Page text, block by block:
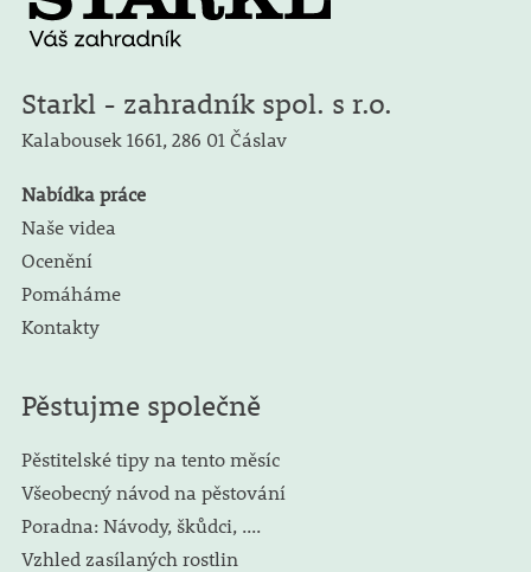
Starkl - zahradník spol. s r.o.
Kalabousek 1661, 286 01 Čáslav
Nabídka práce
Naše videa
Ocenění
Pomáháme
Kontakty
Pěstujme společně
Pěstitelské tipy na tento měsíc
Všeobecný návod na pěstování
Poradna: Návody, škůdci, ....
Vzhled zasílaných rostlin